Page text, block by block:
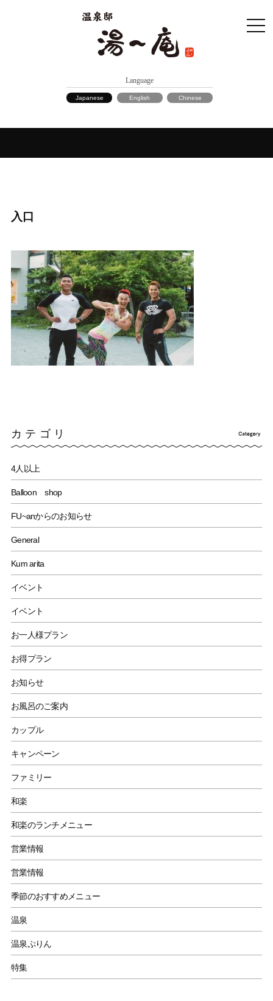
Language
Japanese English Chinese
入口
カテゴリ
4人以上
Balloon shop
FU~anからのお知らせ
General
Kum arita
イベント
イベント
お一人様プラン
お得プラン
お知らせ
お風呂のご案内
カップル
キャンペーン
ファミリー
和楽
和楽のランチメニュー
営業情報
営業情報
季節のおすすめメニュー
温泉
温泉ぷりん
特集